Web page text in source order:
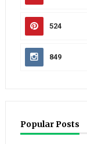
524
849
Popular Posts